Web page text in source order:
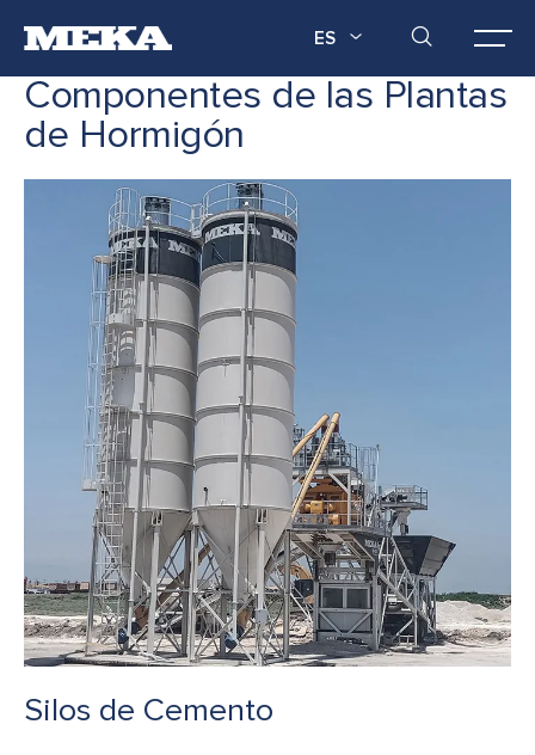
ES
Componentes de las Plantas
de Hormigón
Silos de Cemento